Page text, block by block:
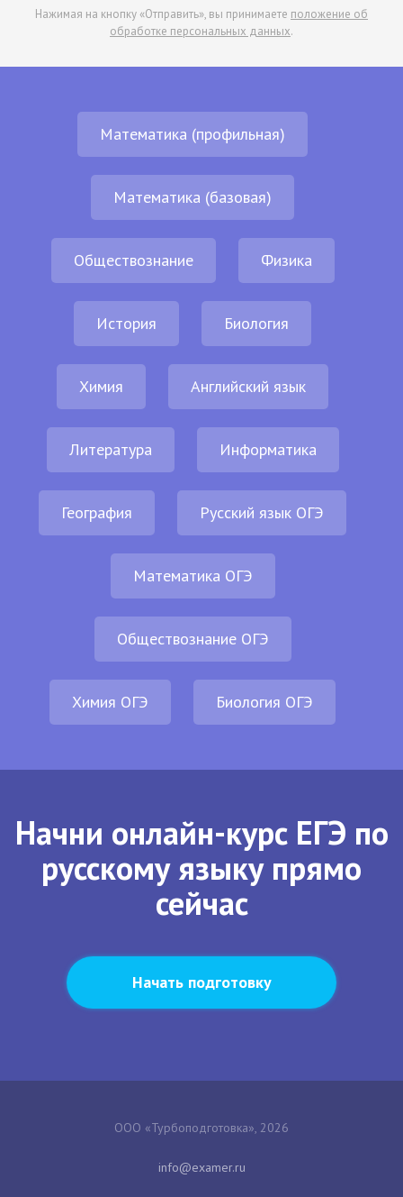
Нажимая на кнопку «Отправить», вы принимаете положение об
обработке персональных данных.
Математика (профильная)
Математика (базовая)
Обществознание Физика
История Биология
Химия Английский язык
Литература Информатика
География Русский язык ОГЭ
Математика ОГЭ
Обществознание ОГЭ
Химия ОГЭ Биология ОГЭ
Начни онлайн-курс ЕГЭ по
русскому языку прямо
сейчас
Начать подготовку
ООО «Турбоподготовка», 2026